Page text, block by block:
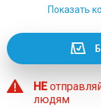
Показать
НЕ
людям